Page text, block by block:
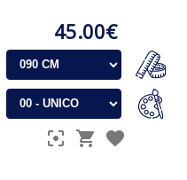
45.00€